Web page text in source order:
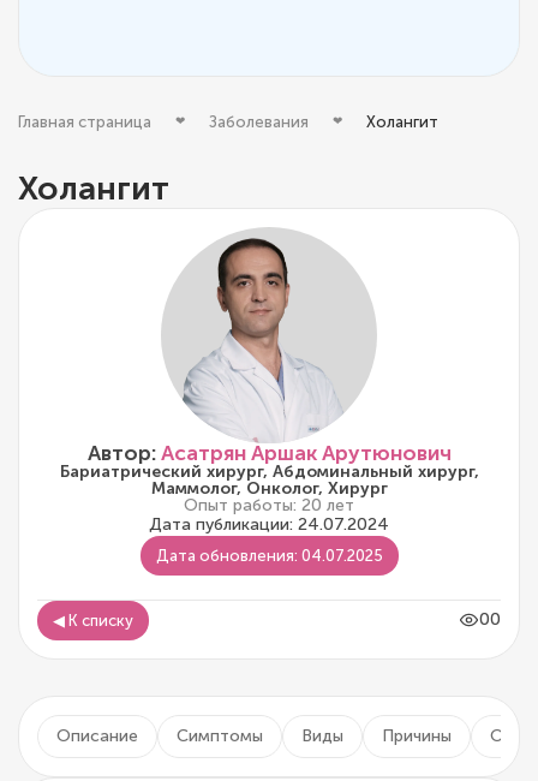
Главная страница Заболевания Холангит
Холангит
Автор:Асатрян Аршак Арутюнович
Бариатрический хирург, Абдоминальный хирург,
Маммолог, Онколог, Хирург
Опыт работы: 20 лет
Дата публикации: 24.07.2024
Дата обновления: 04.07.2025
◀ К списку 00
Описание Симптомы Виды Причины